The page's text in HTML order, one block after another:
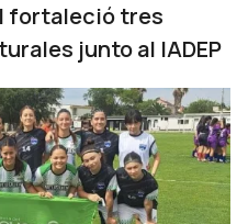
fortaleció tres
junto al IADEP